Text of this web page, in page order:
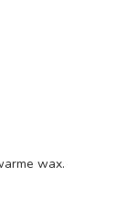
wax.